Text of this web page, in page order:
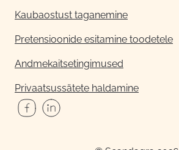
Kaubaostust taganemine
Pretensioonide esitamine toodetele
Andmekaitsetingimused
Privaatsussätete haldamine